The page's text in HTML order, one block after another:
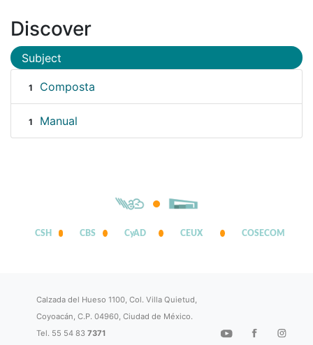
Discover
Subject
1 Composta
1 Manual
CSH CBS CyAD CEUX COSECOM
Calzada del Hueso 1100, Col. Villa Quietud,
Coyoacán, C.P. 04960, Ciudad de México.
Tel. 55 54 837371